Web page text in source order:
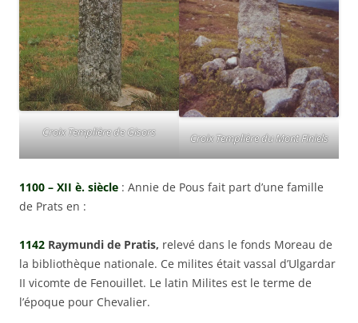
Croix Templière de Gisors Croix Templière du Mont Finiels
1100 – XII è. siècle : Annie de Pous fait part d’une famille
de Prats en :
1142 Raymundi de Pratis, relevé dans le fonds Moreau de
la bibliothèque nationale. Ce milites était vassal d’Ulgardar
II vicomte de Fenouillet. Le latin Milites est le terme de
l’époque pour Chevalier.